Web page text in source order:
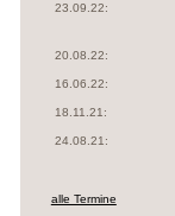
23.09.22:
20.08.22:
16.06.22:
18.11.21:
24.08.21:
alle Termine